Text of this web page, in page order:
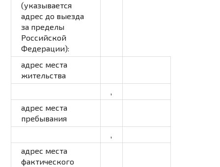
(указывается
адрес до выезда
за пределы
Российской
Федерации):
адрес места
жительства
,
адрес места
пребывания
,
адрес места
фактического